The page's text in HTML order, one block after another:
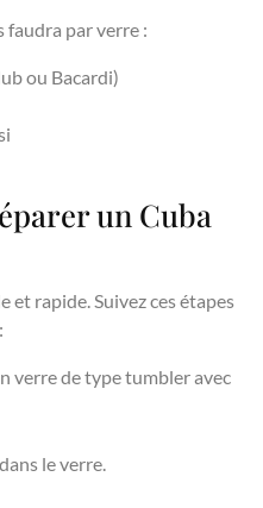
faudra par verre :
ou Bacardi)
un Cuba
et rapide. Suivez ces étapes
verre de type tumbler avec
le verre.